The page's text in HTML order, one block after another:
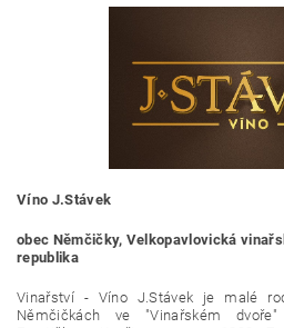
Víno J.Stávek
obec Němčičky, Velkopavlovická
republika
Vinařství - Víno J.Stávek je malé
Němčičkách ve "Vinařském dvoře"